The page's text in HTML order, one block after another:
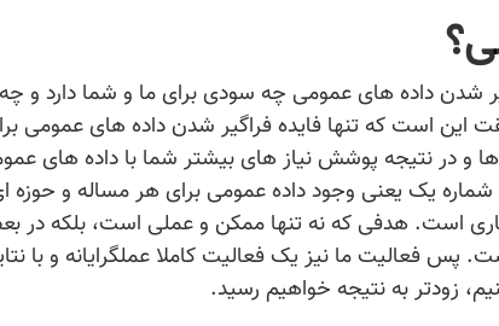
داده های عمومی چه سودی برای ما و شما دارد و چه
این است که تنها فایده فراگیر شدن داده های عمومی
و در نتیجه پوشش نیاز های بیشتر شما با داده های
یک یعنی وجود داده عمومی برای هر مساله و حوزه
است. هدفی که نه تنها ممکن و عملی است، بلکه در
پس فعالیت ما نیز یک فعالیت کاملا عملگرایانه و با
زودتر به نتیجه خواهیم رسید.